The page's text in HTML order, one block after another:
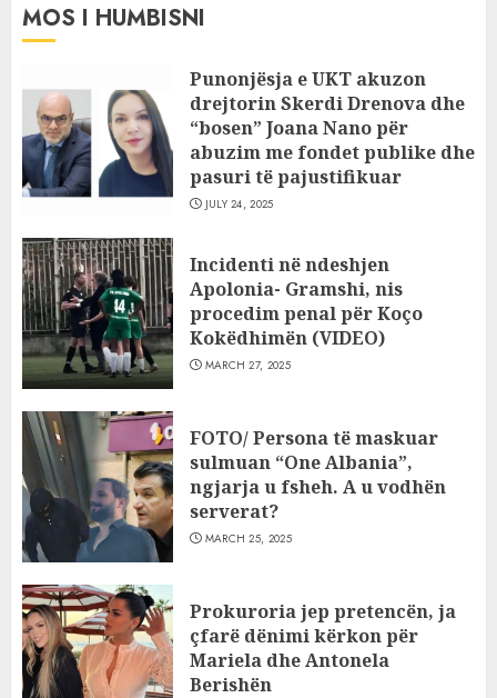
MOS I HUMBISNI
Punonjësja e UKT akuzon
drejtorin Skerdi Drenova dhe
“bosen” Joana Nano për
abuzim me fondet publike dhe
pasuri të pajustifikuar
JULY 24, 2025
Incidenti në ndeshjen
Apolonia- Gramshi, nis
procedim penal për Koço
Kokëdhimën (VIDEO)
MARCH 27, 2025
FOTO/ Persona të maskuar
sulmuan “One Albania”,
ngjarja u fsheh. A u vodhën
serverat?
MARCH 25, 2025
Prokuroria jep pretencën, ja
çfarë dënimi kërkon për
Mariela dhe Antonela
Berishën